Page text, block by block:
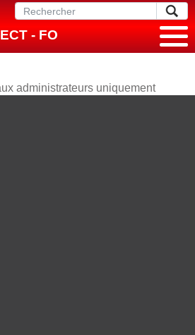
- FO
administrateurs uniquement